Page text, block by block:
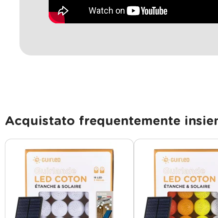
Acquistato frequentemente